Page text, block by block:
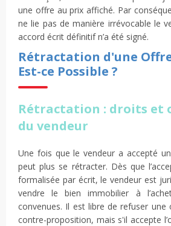
une offre au prix affiché. Par
ne lie pas de manière irrévocable le
accord écrit définitif n’a été signé.
Rétractation d'une
Est-ce Possible ?
Rétractation : droits et
du vendeur
Une fois que le vendeur a accepté
peut plus se rétracter. Dès que
formalisée par écrit, le vendeur est
vendre le bien immobilier à
convenues. Il est libre de refuser
contre-proposition, mais s'il accepte